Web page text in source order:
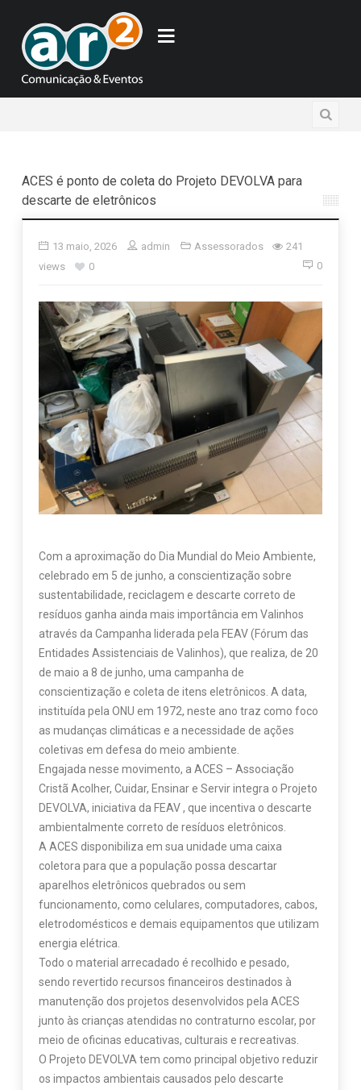
ACES é ponto de coleta do Projeto DEVOLVA para
descarte de eletrônicos
13 maio, 2026 admin Assessorados
241
views
0 0
Com a aproximação do Dia Mundial do Meio Ambiente,
celebrado em 5 de junho, a conscientização sobre
sustentabilidade, reciclagem e descarte correto de
resíduos ganha ainda mais importância em Valinhos
através da Campanha liderada pela FEAV (Fórum das
Entidades Assistenciais de Valinhos), que realiza, de 20
de maio a 8 de junho, uma campanha de
conscientização e coleta de itens eletrônicos. A data,
instituída pela ONU em 1972, neste ano traz como foco
as mudanças climáticas e a necessidade de ações
coletivas em defesa do meio ambiente.
Engajada nesse movimento, a ACES – Associação
Cristã Acolher, Cuidar, Ensinar e Servir integra o Projeto
DEVOLVA, iniciativa da FEAV , que incentiva o descarte
ambientalmente correto de resíduos eletrônicos.
A ACES disponibiliza em sua unidade uma caixa
coletora para que a população possa descartar
aparelhos eletrônicos quebrados ou sem
funcionamento, como celulares, computadores, cabos,
eletrodomésticos e demais equipamentos que utilizam
energia elétrica.
Todo o material arrecadado é recolhido e pesado,
sendo revertido recursos financeiros destinados à
manutenção dos projetos desenvolvidos pela ACES
junto às crianças atendidas no contraturno escolar, por
meio de oficinas educativas, culturais e recreativas.
O Projeto DEVOLVA tem como principal objetivo reduzir
os impactos ambientais causados pelo descarte